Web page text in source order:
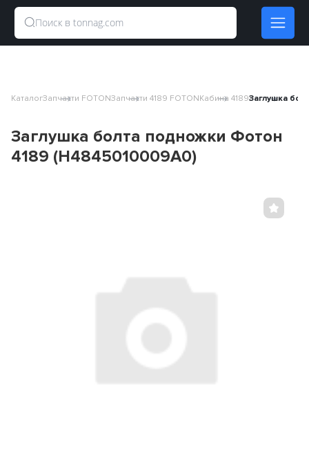
КаталогЗапчасти FOTONЗапчасти 4189 FOTONКабина 4189Заглушка
Заглушка болта подножки Фотон
4189 (H4845010009A0)